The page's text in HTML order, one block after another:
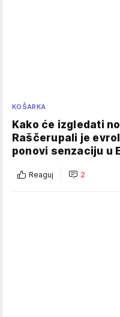
KOŠARKA
Kako će izgledati
Raščerupali je
ponovi senzaciju u
Reaguj 2